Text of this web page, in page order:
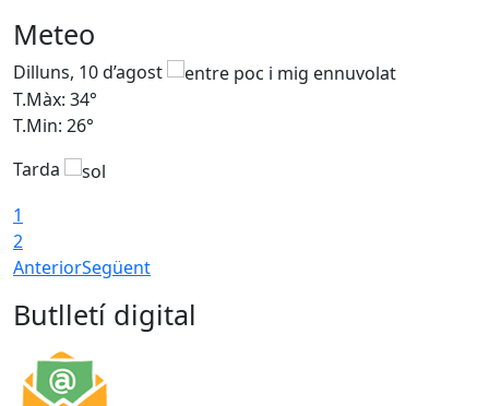
Meteo
Dilluns, 10 d’agost
T.Màx: 34°
T.Min: 26°
Tarda
1
2
AnteriorSegüent
Butlletí digital